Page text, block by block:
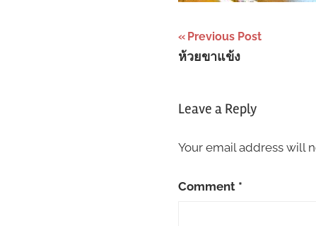
Post
navigation
Previous Post
ห้วยขาแข้ง
Leave a Reply
Your email address will
Comment *